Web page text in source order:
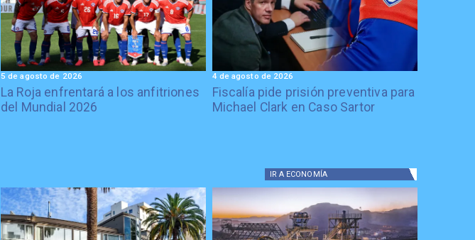
La Roja enfrentará a los anfitriones
del Mundial 2026
5 de agosto de 2026
Fiscalía pide prisión preventiva para
Michael Clark en Caso Sartor
4 de agosto de 2026
IR A ECONOMÍA